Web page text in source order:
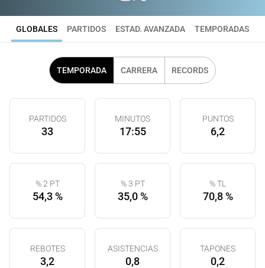
GLOBALES PARTIDOS ESTAD. AVANZADA TEMPORADAS
TEMPORADA CARRERA RECORDS
PARTIDOS
33
MINUTOS
17:55
PUNTOS
6,2
% 2 PT
54,3 %
% 3 PT
35,0 %
% TL
70,8 %
REBOTES
3,2
ASISTENCIAS
0,8
TAPONES
0,2